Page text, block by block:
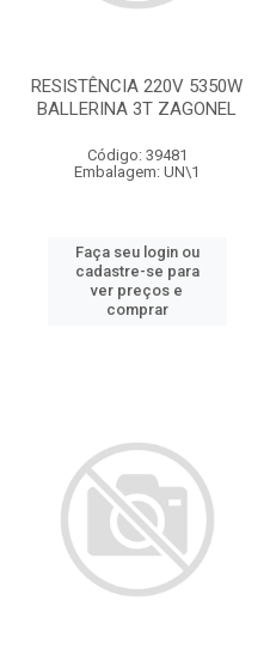
RESISTÊNCIA 220V 5350W
BALLERINA 3T ZAGONEL
Código: 39481
Embalagem: UN\1
Faça seu login ou
cadastre-se para
ver preços e
comprar